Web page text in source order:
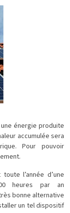
énergie produite
accumulée sera
Pour pouvoir
l’année d’une
heures par an
bonne alternative
un tel dispositif